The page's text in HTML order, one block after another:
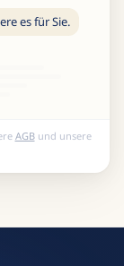
es für Sie.
AGBund unsere